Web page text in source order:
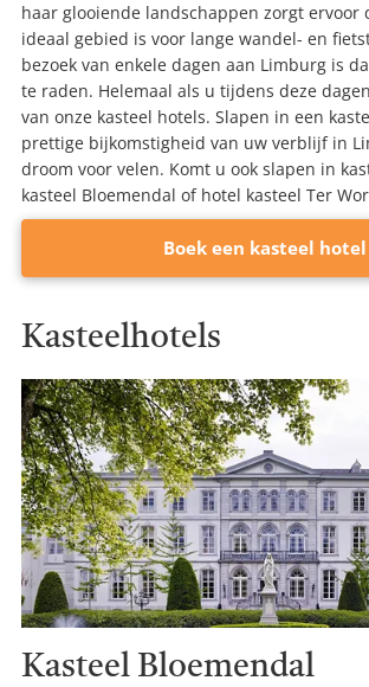
haar glooiende landschappen zorgt ervoor
ideaal gebied is voor lange wandel- en
bezoek van enkele dagen aan Limburg is
te raden. Helemaal als u tijdens deze
van onze kasteel hotels. Slapen in een
prettige bijkomstigheid van uw verblijf in
droom voor velen. Komt u ook slapen in
kasteel Bloemendal of hotel kasteel Ter
Boek een kasteel hotel
Kasteelhotels
Kasteel Bloemendal